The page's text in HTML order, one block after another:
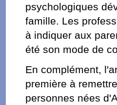
psychologiques
famille. Les
à indiquer aux
été son mode de
En complément,
première à
personnes nées